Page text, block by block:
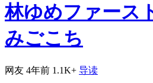
林ゆめファース
みごこち
网友 4年前 1.1K+ 导读